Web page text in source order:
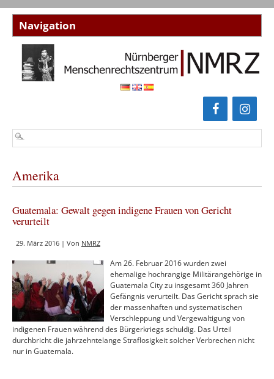
Amerika
Guatemala: Gewalt gegen indigene Frauen von Gericht
verurteilt
29. März 2016 | Von NMRZ
Am 26. Februar 2016 wurden zwei
ehemalige hochrangige Militärangehörige in
Guatemala City zu insgesamt 360 Jahren
Gefängnis verurteilt. Das Gericht sprach sie
der massenhaften und systematischen
Verschleppung und Vergewaltigung von
indigenen Frauen während des Bürgerkriegs schuldig. Das Urteil
durchbricht die jahrzehntelange Straflosigkeit solcher Verbrechen nicht
nur in Guatemala.